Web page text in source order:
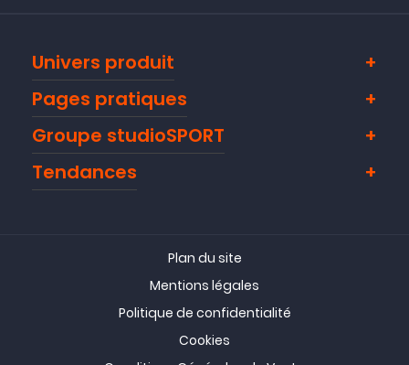
Univers produit
Pages pratiques
Groupe studioSPORT
Tendances
Plan du site
Mentions légales
Politique de confidentialité
Cookies